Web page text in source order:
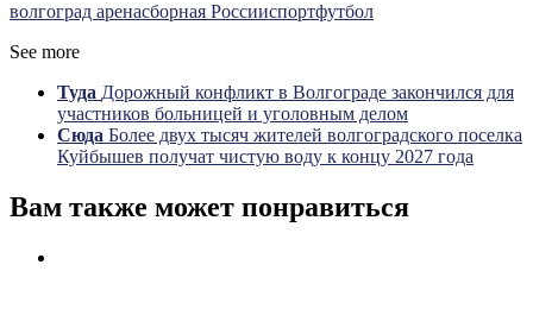
волгоград аренасборная Россииспортфутбол
See more
Туда Дорожный конфликт в Волгограде закончился для
участников больницей и уголовным делом
Сюда Более двух тысяч жителей волгоградского поселка
Куйбышев получат чистую воду к концу 2027 года
Вам также может понравиться